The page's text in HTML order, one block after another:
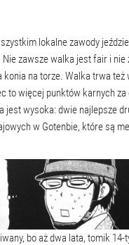
lokalne zawody
Nie zawsze walka jest fair i
konia na torze. Walka trwa też
to więcej punktów karnych
jest wysoka: dwie najlepsze
w Gotenbie, które są
bo aż dwa lata, tomik